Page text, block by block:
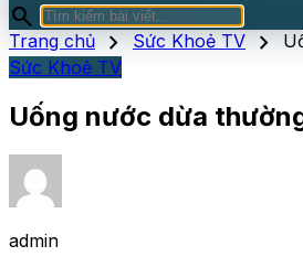
search
Trang chủ chevron_right Sức Khoẻ TV chevron_right
Sức Khoẻ TV
Uống nước dừa
admin